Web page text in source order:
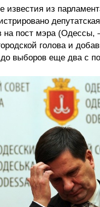
известия из
на пост мэра
голова и
выборов еще два с